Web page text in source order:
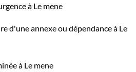
à Le mene
d'une annexe ou dépendance à Le
à Le mene